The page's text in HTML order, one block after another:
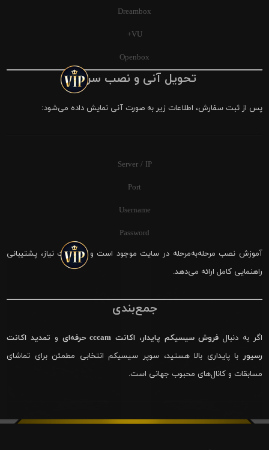
Dreambox
VU+
Openbox
تحویل آنی و نصب سریع
پس از ثبت سفارش، اطلاعات زیر به صورت آنی نمایش داده می‌شود:
Server / IP
Port
Username
Password
آموزش نصب مرحله‌به‌مرحله در سایت موجود است و در صورت نیاز، پشتیبانی
راهنمایی کامل ارائه می‌دهد.
جمع‌بندی
اگر به دنبال فروش سیسیکم پایدار، اکانت cccam حرفه‌ای و تمدید اکانت
رسیور با پایداری بالا هستید، سوپر سیسیکم انتخابی مطمئن برای تماشای
مسابقات و کانال‌های محبوب جهانی است.